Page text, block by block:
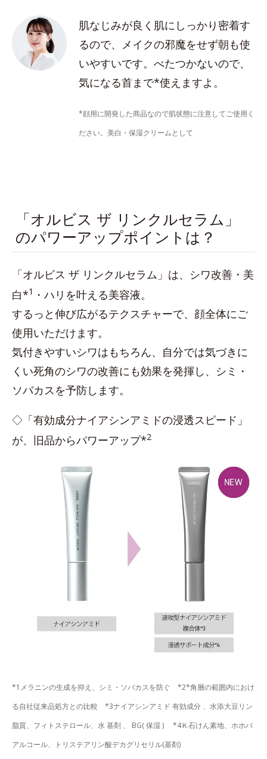
肌なじみが良く肌にしっかり密着す
るので、メイクの邪魔をせず朝も使
いやすいです。べたつかないので、
気になる首まで*使えますよ。
*顔用に開発した商品なので肌状態に注意してご使用く
ださい。美白・保湿クリームとして
「オルビス ザ リンクルセラム」
のパワーアップポイントは？
「オルビス ザ リンクルセラム」は、シワ改善・美
白*1 ・ハリを叶える美容液。
するっと伸び広がるテクスチャーで、顔全体にご
使用いただけます。
気付きやすいシワはもちろん、自分では気づきに
くい死角のシワの改善にも効果を発揮し、シミ・
ソバカスを予防します。
◇「有効成分ナイアシンアミドの浸透スピード」
が、旧品からパワーアップ*2
*1メラニンの生成を抑え、シミ・ソバカスを防ぐ *2*角層の範囲内におけ
る自社従来品処方との比較 *3ナイアシンアミド 有効成分 、水添大豆リン
脂質、フィトステロール、水 基剤 、 BG( 保湿 ) *4Ｋ石けん素地、ホホバ
アルコール、トリステアリン酸デカグリセリル(基剤)